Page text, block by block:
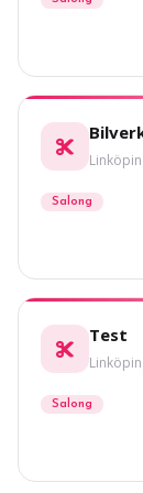
Salong
Test
Salong